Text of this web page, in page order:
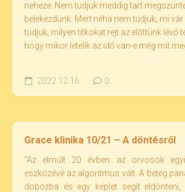
neheze. Nem tudjuk meddig tart
belekezdünk. Mert néha nem tudjuk, mi
tudjuk, milyen titkokat rejt az előttünk lévő
hogy mikor letelik az idő van-e még mit
2022.12.16. 0
Grace klinika 10/21 – A döntésről
"Az elmúlt 20 évben az orvosok
eszközévé az algoritmus vált. A beteg
dobozba és egy képlet segít